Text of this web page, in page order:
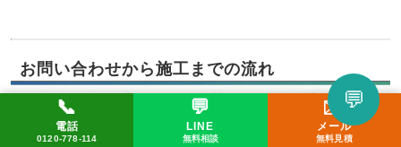
お問い合わせから施工までの流れ
LINEで相談してみる
📞 0120-778-114 ✉️ メール 💬 LINE
📞
電話
0120-778-114
💬
LINE
無料相談
✉️
メール
無料見積
💬